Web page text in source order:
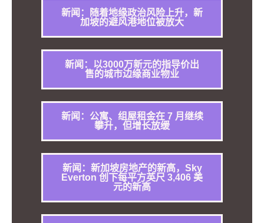
新闻：随着地缘政治风险上升，新
加坡的避风港地位被放大
新闻：以3000万新元的指导价出
售的城市边缘商业物业
新闻：公寓、组屋租金在 7 月继续
攀升，但增长放缓
新闻：新加坡房地产的新高，Sky
Everton 创下每平方英尺 3,406 美
元的新高